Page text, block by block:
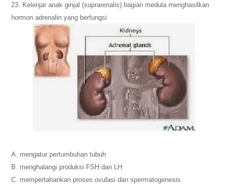
23. Kelenjar anak ginjal (suprarenalis) bagian medula menghasilkan
hormon adrenalin yang berfungsi
A. mengatur pertumbuhan tubuh
B. menghalangi produksi FSH dan LH
C. mempertahankan proses ovulasi dan spermatogenesis